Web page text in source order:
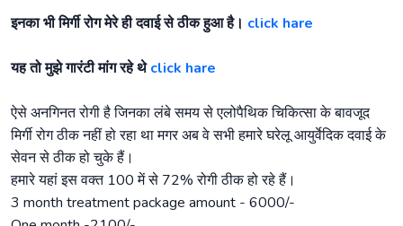
इनका भी मिर्गी रोग मेरे ही दवाई से ठीक हुआ है। click hare
यह तो मुझे गारंटी मांग रहे थेclick hare
ऐसे अनगिनत रोगी है जिनका लंबे समय से एलोपैथिक चिकित्सा के बावजूद
मिर्गी रोग ठीक नहीं हो रहा था मगर अब वे सभी हमारे घरेलू आयुर्वेदिक दवाई के
सेवन से ठीक हो चुके हैं।
हमारे यहां इस वक्त 100 में से 72% रोगी ठीक हो रहे हैं।
3 month treatment package amount - 6000/-